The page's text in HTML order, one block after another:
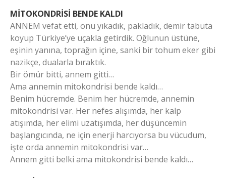
MİTOKONDRİSİ BENDE KALDI
ANNEM vefat etti, onu yıkadık, pakladık, demir tabuta
koyup Türkiye’ye uçakla getirdik. Oğlunun üstüne,
eşinin yanına, toprağın içine, sanki bir tohum eker gibi
nazikçe, dualarla bıraktık.
Bir ömür bitti, annem gitti…
Ama annemin mitokondrisi bende kaldı…
Benim hücremde. Benim her hücremde, annemin
mitokondrisi var. Her nefes alışımda, her kalp
atışımda, her elimi uzatışımda, her düşüncemin
başlangıcında, ne için enerji harcıyorsa bu vücudum,
işte orda annemin mitokondrisi var…
Annem gitti belki ama mitokondrisi bende kaldı…